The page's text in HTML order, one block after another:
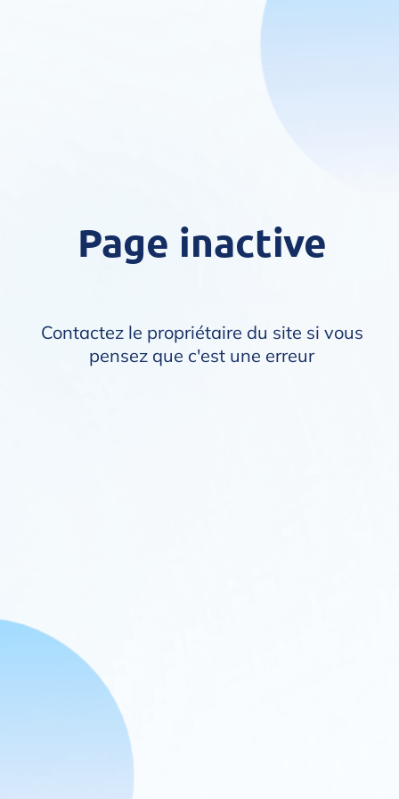
Page inactive
Contactez le propriétaire du site si vous
pensez que c'est une erreur